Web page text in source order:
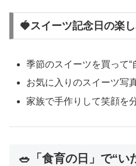
🍓スイーツ記念日の楽
季節のスイーツを買って“
お気に入りのスイーツ写
家族で手作りして笑顔を
🥗「食育の日」で“い